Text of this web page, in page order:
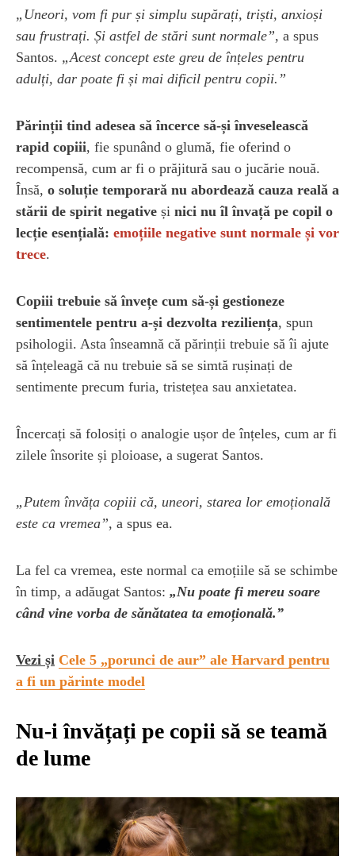
„Uneori, vom fi pur și simplu supărați, triști, anxioși
sau frustrați. Și astfel de stări sunt normale”, a spus
Santos. „Acest concept este greu de înțeles pentru
adulți, dar poate fi și mai dificil pentru copii.”
Părinții tind adesea să încerce să-și înveselească
rapid copiii, fie spunând o glumă, fie oferind o
recompensă, cum ar fi o prăjitură sau o jucărie nouă.
Însă, o soluție temporară nu abordează cauza reală a
stării de spirit negative și nici nu îl învață pe copil o
lecție esențială: emoțiile negative sunt normale și vor
trece.
Copiii trebuie să învețe cum să-și gestioneze
sentimentele pentru a-și dezvolta reziliența, spun
psihologii. Asta înseamnă că părinții trebuie să îi ajute
să înțeleagă că nu trebuie să se simtă rușinați de
sentimente precum furia, tristețea sau anxietatea.
Încercați să folosiți o analogie ușor de înțeles, cum ar fi
zilele însorite și ploioase, a sugerat Santos.
„Putem învăța copiii că, uneori, starea lor emoțională
este ca vremea”, a spus ea.
La fel ca vremea, este normal ca emoțiile să se schimbe
în timp, a adăugat Santos: „Nu poate fi mereu soare
când vine vorba de sănătatea ta emoțională.”
Vezi și Cele 5 „porunci de aur” ale Harvard pentru
a fi un părinte model
Nu-i învățați pe copii să se teamă
de lume